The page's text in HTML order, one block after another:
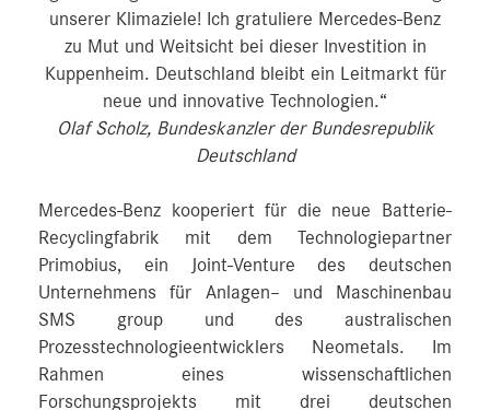
unserer Klimaziele! Ich gratuliere Mercedes-Benz
zu Mut und Weitsicht bei dieser Investition in
Kuppenheim. Deutschland bleibt ein Leitmarkt für
neue und innovative Technologien.“
Olaf Scholz, Bundeskanzler der Bundesrepublik
Deutschland
Mercedes-Benz kooperiert für die neue Batterie-
Recyclingfabrik mit dem Technologiepartner
Primobius, ein Joint-Venture des deutschen
Unternehmens für Anlagen– und Maschinenbau
SMS group und des australischen
Prozesstechnologieentwicklers Neometals. Im
Rahmen eines wissenschaftlichen
Forschungsprojekts mit drei deutschen